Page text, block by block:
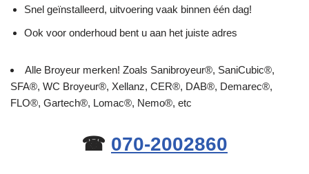
Snel geïnstalleerd, uitvoering vaak binnen één dag!
Ook voor onderhoud bent u aan het juiste adres
Alle Broyeur merken! Zoals Sanibroyeur®, SaniCubic®,
SFA®, WC Broyeur®, Xellanz, CER®, DAB®, Demarec®,
FLO®, Gartech®, Lomac®, Nemo®, etc
☎ 070-2002860